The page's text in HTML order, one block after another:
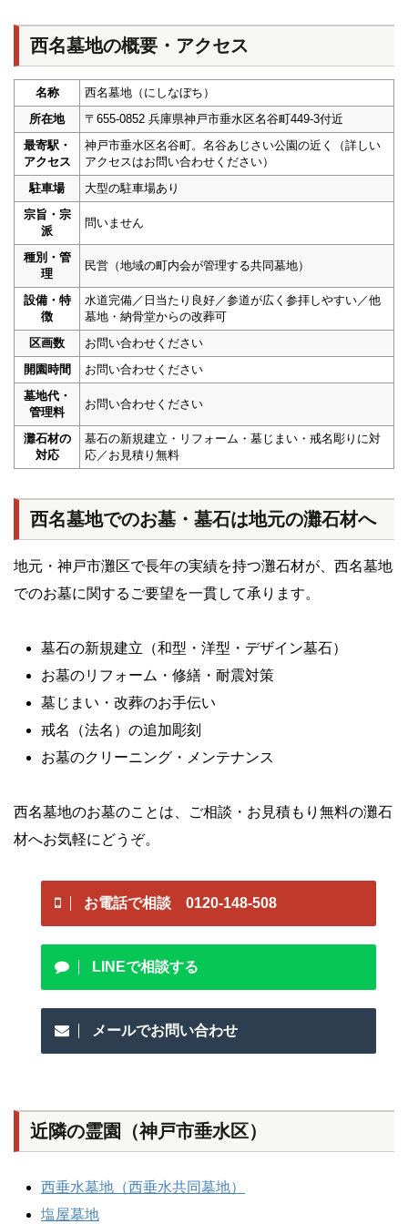
西名墓地の概要・アクセス
名称
西名墓地（にしなぼち）
所在地
〒655-0852 兵庫県神戸市垂水区名谷町449-3付近
最寄駅・
アクセス
神戸市垂水区名谷町。名谷あじさい公園の近く（詳しい
アクセスはお問い合わせください）
駐車場
大型の駐車場あり
宗旨・宗
派
問いません
種別・管
理
民営（地域の町内会が管理する共同墓地）
設備・特
徴
水道完備／日当たり良好／参道が広く参拝しやすい／他
墓地・納骨堂からの改葬可
区画数
お問い合わせください
開園時間
お問い合わせください
墓地代・
管理料
お問い合わせください
灘石材の
対応
墓石の新規建立・リフォーム・墓じまい・戒名彫りに対
応／お見積り無料
西名墓地でのお墓・墓石は地元の灘石材へ
地元・神戸市灘区で長年の実績を持つ灘石材が、西名墓地
でのお墓に関するご要望を一貫して承ります。
墓石の新規建立（和型・洋型・デザイン墓石）
お墓のリフォーム・修繕・耐震対策
墓じまい・改葬のお手伝い
戒名（法名）の追加彫刻
お墓のクリーニング・メンテナンス
西名墓地のお墓のことは、ご相談・お見積もり無料の灘石
材へお気軽にどうぞ。
お電話で相談 0120-148-508
LINEで相談する
メールでお問い合わせ
近隣の霊園（神戸市垂水区）
西垂水墓地（西垂水共同墓地）
塩屋墓地